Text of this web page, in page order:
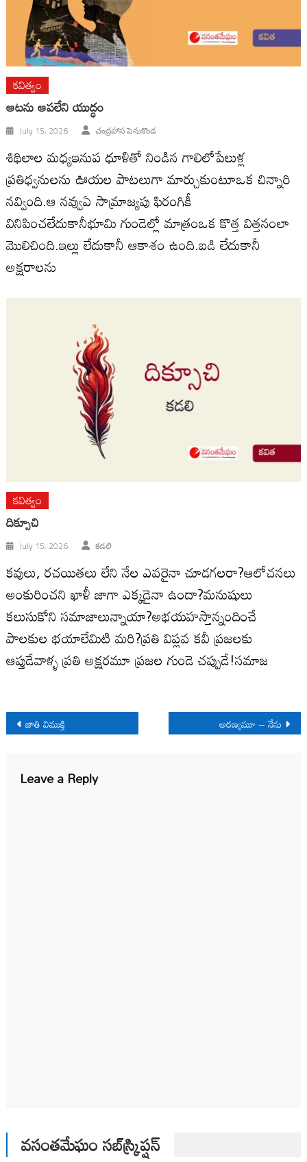
కవిత్వం
ఆటను ఆపలేని యుద్ధం
July 15, 2026 చంద్రహాస పెనుకొండ
శిథిలాల మధ్యఇనుప ధూళితో నిండిన గాలిలోపేలుళ్ల
ప్రతిధ్వనులను ఊయల పాటలుగా మార్చుకుంటూఒక చిన్నారి
నవ్వింది.ఆ నవ్వుఏ సామ్రాజ్యపు ఫిరంగికీ
వినిపించలేదుకానీభూమి గుండెల్లో మాత్రంఒక కొత్త విత్తనంలా
మొలిచింది.ఇల్లు లేదుకానీ ఆకాశం ఉంది.బడి లేదుకానీ
అక్షరాలను
కవిత్వం
దిక్సూచి
July 15, 2026 కడలి
కవులు, రచయితలు లేని నేల ఎవరైనా చూడగలరా?ఆలోచనలు
అంకురించని ఖాళీ జాగా ఎక్కడైనా ఉందా?మనుషులు
కలుసుకోని సమాజాలున్నాయా?అభయహస్తాన్నందించే
పాలకుల భయాలేమిటి మరి?ప్రతి విప్లవ కవీ ప్రజలకు
ఆప్తుడేవాళ్ళ ప్రతి అక్షరమూ ప్రజల గుండె చప్పుడే!సమాజ
Post
navigation
జాతి విముక్తి అరణ్యమూ – నేను
Leave a Reply
వసంతమేఘం సబ్‌స్క్రిప్షన్